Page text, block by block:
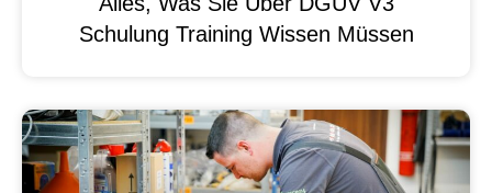
Schulung Training Wissen Müssen